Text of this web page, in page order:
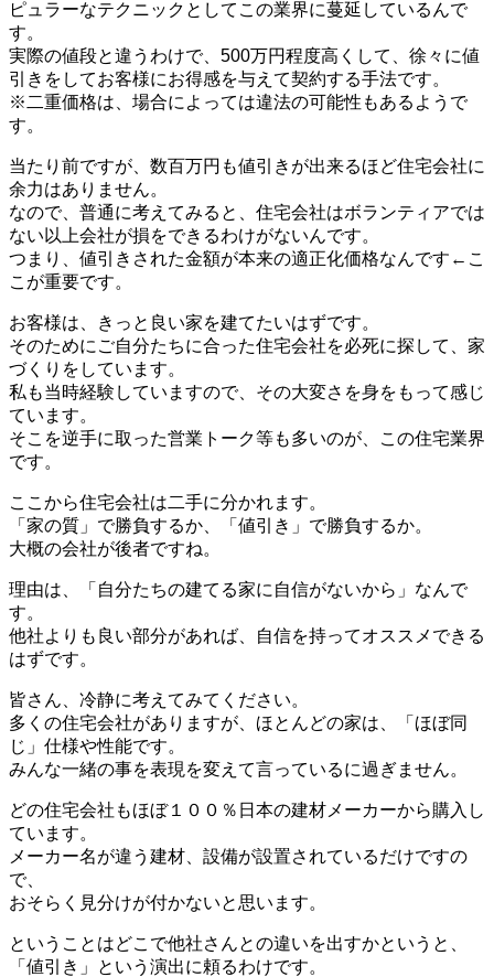
ピュラーなテクニックとしてこの業界に蔓延しているんで
す。
実際の値段と違うわけで、500万円程度高くして、徐々に値
引きをしてお客様にお得感を与えて契約する手法です。
※二重価格は、場合によっては違法の可能性もあるようで
す。
当たり前ですが、数百万円も値引きが出来るほど住宅会社に
余力はありません。
なので、普通に考えてみると、住宅会社はボランティアでは
ない以上会社が損をできるわけがないんです。
つまり、値引きされた金額が本来の適正化価格なんです←こ
こが重要です。
お客様は、きっと良い家を建てたいはずです。
そのためにご自分たちに合った住宅会社を必死に探して、家
づくりをしています。
私も当時経験していますので、その大変さを身をもって感じ
ています。
そこを逆手に取った営業トーク等も多いのが、この住宅業界
です。
ここから住宅会社は二手に分かれます。
「家の質」で勝負するか、「値引き」で勝負するか。
大概の会社が後者ですね。
理由は、「自分たちの建てる家に自信がないから」なんで
す。
他社よりも良い部分があれば、自信を持ってオススメできる
はずです。
皆さん、冷静に考えてみてください。
多くの住宅会社がありますが、ほとんどの家は、「ほぼ同
じ」仕様や性能です。
みんな一緒の事を表現を変えて言っているに過ぎません。
どの住宅会社もほぼ１００％日本の建材メーカーから購入し
ています。
メーカー名が違う建材、設備が設置されているだけですの
で、
おそらく見分けが付かないと思います。
ということはどこで他社さんとの違いを出すかというと、
「値引き」という演出に頼るわけです。